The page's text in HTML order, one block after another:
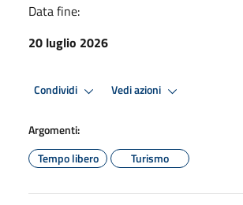
Data fine:
20 luglio 2026
Condividi Vedi azioni
Argomenti:
Tempo libero
Turismo